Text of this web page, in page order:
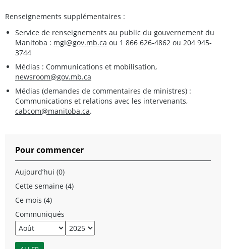
Renseignements supplémentaires :
Service de renseignements au public du gouvernement du
Manitoba : mgi@gov.mb.ca ou 1 866 626-4862 ou 204 945-
3744
Médias : Communications et mobilisation,
newsroom@gov.mb.ca
Médias (demandes de commentaires de ministres) :
Communications et relations avec les intervenants,
cabcom@manitoba.ca.
Pour commencer
Aujourd’hui (0)
Cette semaine (4)
Ce mois (4)
Communiqués